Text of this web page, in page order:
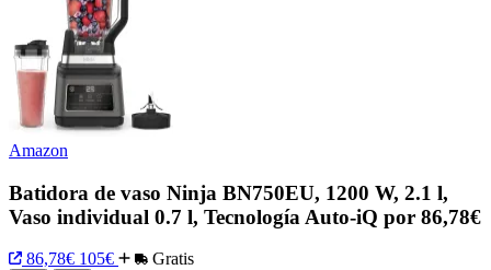
Amazon
Batidora de vaso Ninja BN750EU, 1200 W, 2.1 l,
Vaso individual 0.7 l, Tecnología Auto-iQ por 86,78€
86,78€ 105€ Gratis